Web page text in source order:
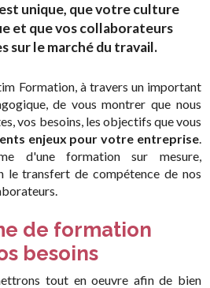
unique, que votre culture
et que vos collaborateurs
sur le marché du travail.
Formation, à travers un important
de vous montrer que nous
vos besoins, les objectifs que vous
enjeux pour votre entreprise.
d'une formation sur mesure,
le transfert de compétence de nos
de formation
besoins
tout en oeuvre afin de bien